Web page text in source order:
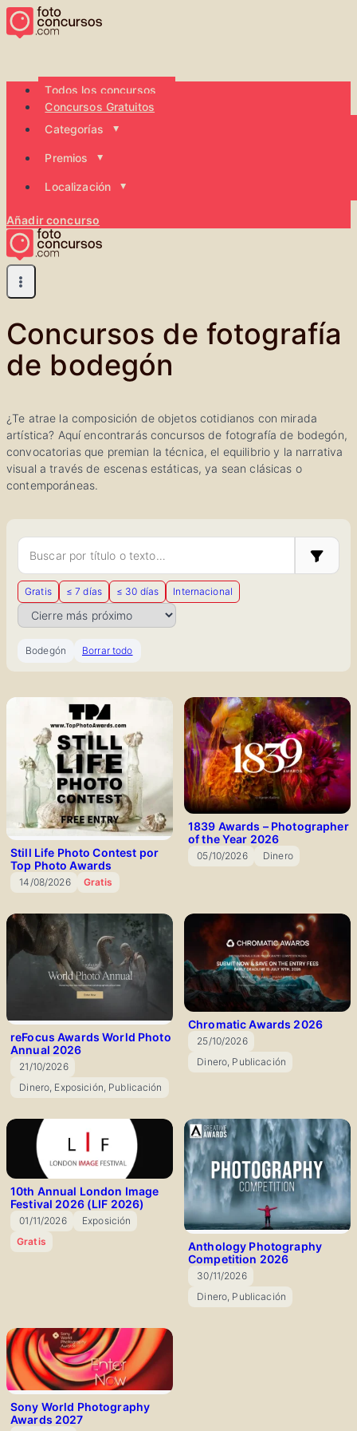
Saltar
al
Todos los concursos
Concursos Gratuitos
Categorías
Premios
Localización
Añadir concurso
Concursos de fotografía
de bodegón
¿Te atrae la composición de objetos cotidianos con mirada
artística? Aquí encontrarás concursos de fotografía de bodegón,
convocatorias que premian la técnica, el equilibrio y la narrativa
visual a través de escenas estáticas, ya sean clásicas o
contemporáneas.
Buscar concursos
Gratis ≤ 7 días ≤ 30 días Internacional
Ordenar por
Bodegón Borrar todo
Still Life Photo Contest por
Top Photo Awards
14/08/2026 Gratis
1839 Awards – Photographer
of the Year 2026
05/10/2026 Dinero
reFocus Awards World Photo
Annual 2026
21/10/2026
Dinero, Exposición, Publicación
Chromatic Awards 2026
25/10/2026
Dinero, Publicación
10th Annual London Image
Festival 2026 (LIF 2026)
01/11/2026
Exposición
Gratis
Anthology Photography
Competition 2026
30/11/2026
Dinero, Publicación
Sony World Photography
Awards 2027